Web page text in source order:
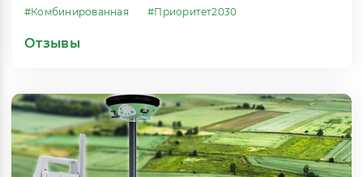
#Комбинированная #Приоритет2030
Отзывы